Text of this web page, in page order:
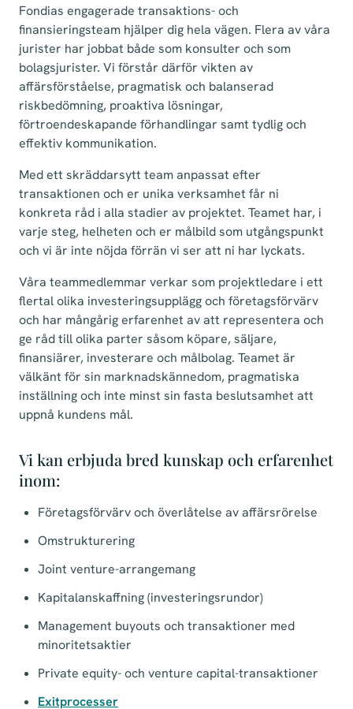
Fondias engagerade transaktions- och
finansieringsteam hjälper dig hela vägen. Flera av våra
jurister har jobbat både som konsulter och som
bolagsjurister. Vi förstår därför vikten av
affärsförståelse, pragmatisk och balanserad
riskbedömning, proaktiva lösningar,
förtroendeskapande förhandlingar samt tydlig och
effektiv kommunikation.
Med ett skräddarsytt team anpassat efter
transaktionen och er unika verksamhet får ni
konkreta råd i alla stadier av projektet. Teamet har, i
varje steg, helheten och er målbild som utgångspunkt
och vi är inte nöjda förrän vi ser att ni har lyckats.
Våra teammedlemmar verkar som projektledare i ett
flertal olika investeringsupplägg och företagsförvärv
och har mångårig erfarenhet av att representera och
ge råd till olika parter såsom köpare, säljare,
finansiärer, investerare och målbolag. Teamet är
välkänt för sin marknadskännedom, pragmatiska
inställning och inte minst sin fasta beslutsamhet att
uppnå kundens mål.
Vi kan erbjuda bred kunskap och erfarenhet
inom:
Företagsförvärv och överlåtelse av affärsrörelse
Omstrukturering
Joint venture-arrangemang
Kapitalanskaffning (investeringsrundor)
Management buyouts och transaktioner med
minoritetsaktier
Private equity- och venture capital-transaktioner
Exitprocesser